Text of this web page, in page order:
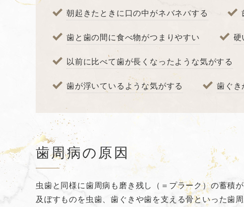
朝起きたときに口の中がネバネバする
歯と歯の間に食べ物がつまりやすい 硬
以前に比べて歯が長くなったような気がする
歯が浮いているような気がする 歯ぐき
歯周病の原因
虫歯と同様に歯周病も磨き残し（＝プラーク）の蓄積
及ぼすものを虫歯、歯ぐきや歯を支える骨といった歯